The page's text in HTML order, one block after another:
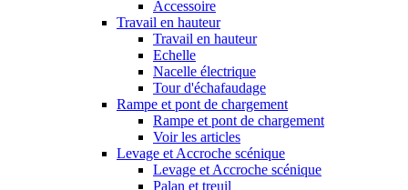
Accessoire
Travail en hauteur
Travail en hauteur
Echelle
Nacelle électrique
Tour d'échafaudage
Rampe et pont de chargement
Rampe et pont de chargement
Voir les articles
Levage et Accroche scénique
Levage et Accroche scénique
Palan et treuil